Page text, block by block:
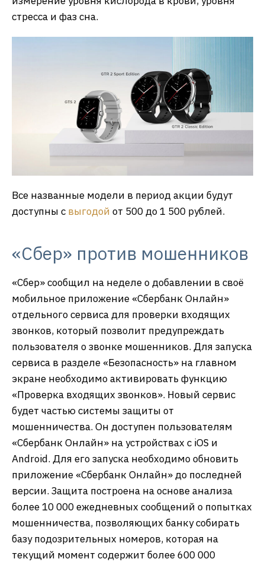
стресса и фаз сна.
Все названные модели в период акции будут
доступны с выгодой от 500 до 1 500 рублей.
«Сбер» против мошенников
«Сбер» сообщил на неделе о добавлении в своё
мобильное приложение «Сбербанк Онлайн»
отдельного сервиса для проверки входящих
звонков, который позволит предупреждать
пользователя о звонке мошенников. Для запуска
сервиса в разделе «Безопасность» на главном
экране необходимо активировать функцию
«Проверка входящих звонков». Новый сервис
будет частью системы защиты от
мошенничества. Он доступен пользователям
«Сбербанк Онлайн» на устройствах с iOS и
Android. Для его запуска необходимо обновить
приложение «Сбербанк Онлайн» до последней
версии. Защита построена на основе анализа
более 10 000 ежедневных сообщений о попытках
мошенничества, позволяющих банку собирать
базу подозрительных номеров, которая на
текущий момент содержит более 600 000